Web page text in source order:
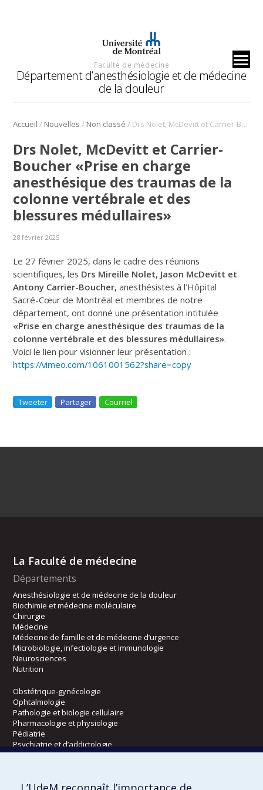
Faculté de médecine
Département d’anesthésiologie et de médecine
de la douleur
Accueil / Nouvelles / Non classé / Drs Nolet, McDevitt et Carrier-Boucher «Prise en charge anesthésique des traumas de la colonne vertébrale et des blessures médullaires»
Drs Nolet, McDevitt et Carrier-
Boucher «Prise en charge
anesthésique des traumas de la
colonne vertébrale et des
blessures médullaires»
28 février 2025
Le 27 février 2025, dans le cadre des réunions
scientifiques, les Drs Mireille Nolet, Jason McDevitt et
Antony Carrier-Boucher,anesthésistes à l’Hôpital
Sacré-Cœur de Montréal et membres de notre
département, ont donné une présentation intitulée
«Prise en charge anesthésique des traumas de la
colonne vertébrale et des blessures médullaires».
Voici le lien pour visionner leur présentation :
https://vimeo.com/1061001562?share=copy
Tweeter Partager Courriel
La Faculté de médecine
Départements
Anesthésiologie et de médecine de la douleur
Biochimie et médecine moléculaire
Chirurgie
Médecine
Médecine de famille et de médecine d’urgence
Microbiologie, infectiologie et immunologie
Neurosciences
Nutrition
Obstétrique-gynécologie
Ophtalmologie
Pathologie et biologie cellulaire
Pharmacologie et physiologie
Pédiatrie
Psychiatrie et d’addictologie
Radiologie, radio-oncologie et médecine nucléaire